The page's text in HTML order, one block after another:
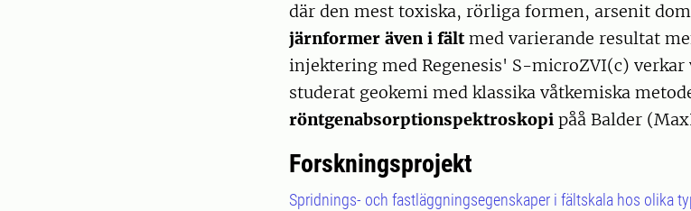
där den mest toxiska, rörliga formen, arsenit
järnformer även i fältmed varierande resultat
injektering med Regenesis' S-microZVI(c)
studerat geokemi med klassika våtkemiska
röntgenabsorptionspektroskopi påå Balder
Forskningsprojekt
Spridnings- och fastläggningsegenskaper i fältskala hos olika